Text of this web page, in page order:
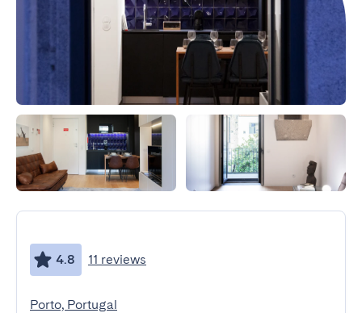
4.8 11 reviews
Porto, Portugal